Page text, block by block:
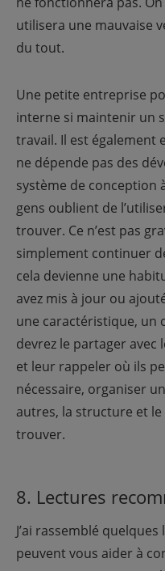
utilisera une mauvaise
du tout.
Une petite entreprise
interne si maintenir un
travail. Il est également
ne dépende pas des
système de conception
gens oublient de
trouver. Ce n’est pas
simplement continuer
cela devienne une
avez mis à jour ou
une caractéristique, un
devrez le partager avec
et leur rappeler où ils
nécessaire, organiser
autres, la structure et le
trouver.
8. Lectures
J’ai rassemblé
peuvent vous aider à